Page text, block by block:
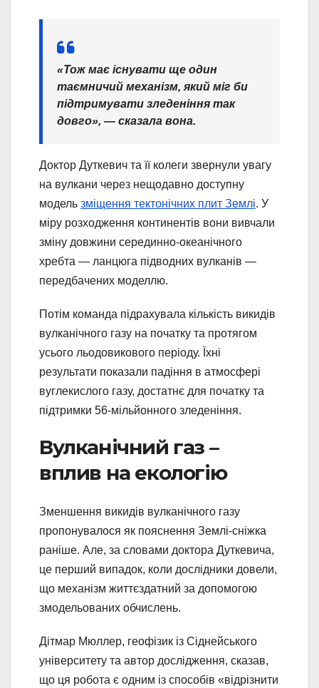
«Тож має існувати ще один
таємничий механізм, який міг би
підтримувати зледеніння так
довго», — сказала вона.
Доктор Дуткевич та її колеги звернули увагу
на вулкани через нещодавно доступну
модель зміщення тектонічних плит Землі. У
міру розходження континентів вони вивчали
зміну довжини серединно-океанічного
хребта — ланцюга підводних вулканів —
передбачених моделлю.
Потім команда підрахувала кількість викидів
вулканічного газу на початку та протягом
усього льодовикового періоду. Їхні
результати показали падіння в атмосфері
вуглекислого газу, достатнє для початку та
підтримки 56-мільйонного зледеніння.
Вулканічний газ –
вплив на екологію
Зменшення викидів вулканічного газу
пропонувалося як пояснення Землі-сніжка
раніше. Але, за словами доктора Дуткевича,
це перший випадок, коли дослідники довели,
що механізм життєздатний за допомогою
змодельованих обчислень.
Дітмар Мюллер, геофізик із Сіднейського
університету та автор дослідження, сказав,
що ця робота є одним із способів «відрізнити